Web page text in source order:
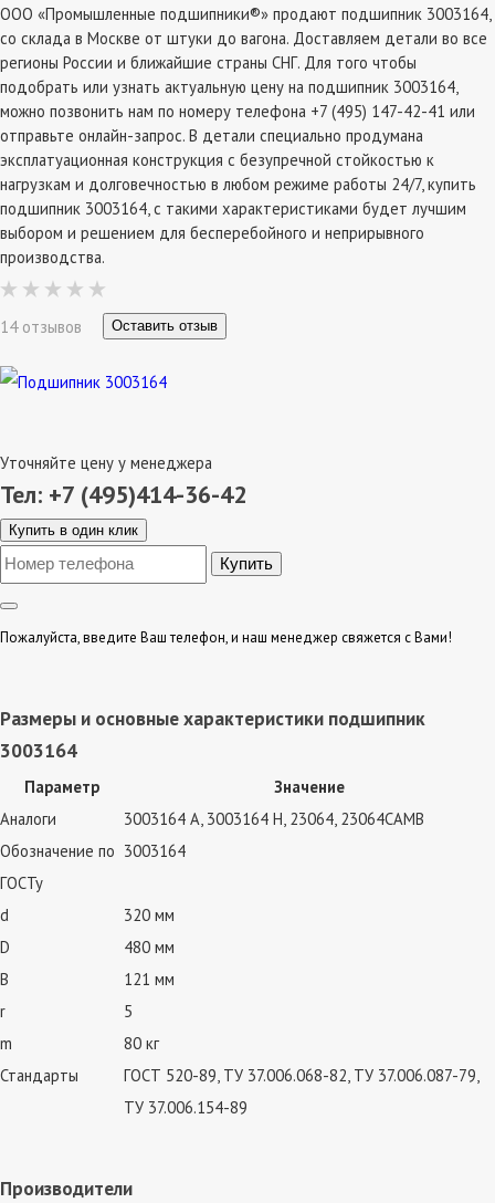
ООО «Промышленные подшипники®» продают подшипник 3003164,
со склада в Москве от штуки до вагона. Доставляем детали во все
регионы России и ближайшие страны СНГ. Для того чтобы
подобрать или узнать актуальную цену на подшипник 3003164,
можно позвонить нам по номеру телефона +7 (495) 147-42-41 или
отправьте онлайн-запрос. В детали специально продумана
эксплатуационная конструкция с безупречной стойкостью к
нагрузкам и долговечностью в любом режиме работы 24/7, купить
подшипник 3003164, с такими характеристиками будет лучшим
выбором и решением для бесперебойного и неприрывного
производства.
14 отзывов Оставить отзыв
Уточняйте цену у менеджера
Тел: +7 (495)414-36-42
Купить в один клик
Пожалуйста, введите Ваш телефон, и наш менеджер свяжется с Вами!
Размеры и основные характеристики подшипник
3003164
Параметр
Значение
Аналоги
3003164 А, 3003164 Н, 23064, 23064CAMB
Обозначение по
ГОСТу
3003164
d
320 мм
D
480 мм
B
121 мм
r
5
m
80 кг
Стандарты
ГОСТ 520-89, ТУ 37.006.068-82, ТУ 37.006.087-79,
ТУ 37.006.154-89
Производители